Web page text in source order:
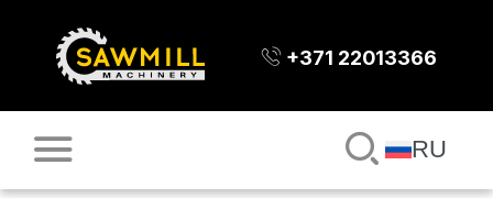
+371 22013366
RU